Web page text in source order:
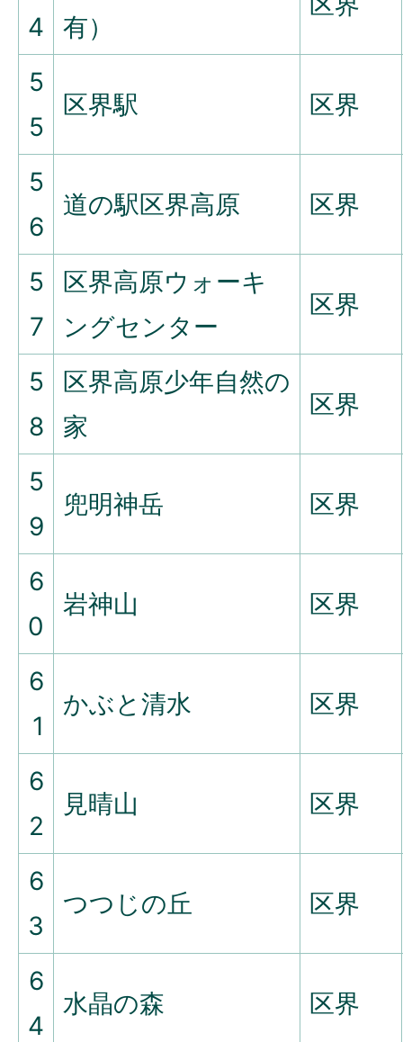
4 有）
5
5
区界駅 区界
5
6
道の駅区界高原 区界
5
7
区界高原ウォーキ
ングセンター
区界
5
8
区界高原少年自然の
家
区界
5
9
兜明神岳 区界
6
0
岩神山 区界
6
1
かぶと清水 区界
6
2
見晴山 区界
6
3
つつじの丘 区界
6
4
水晶の森 区界